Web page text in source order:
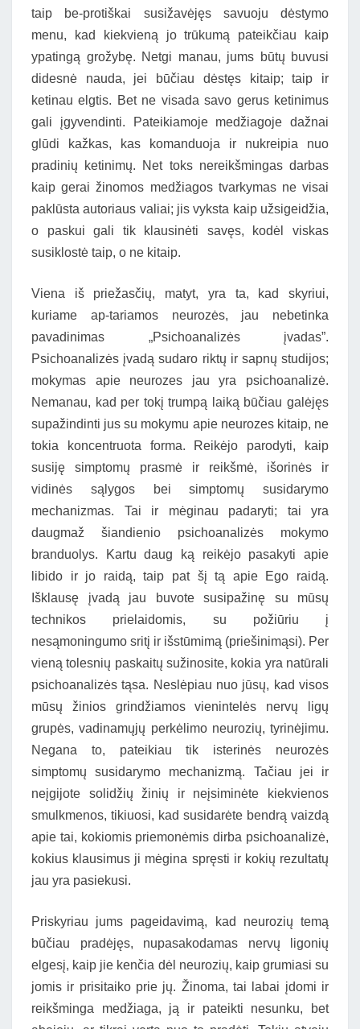
taip be-protiškai susižavėjęs savuoju dėstymo
menu, kad kiekvieną jo trūkumą pateikčiau kaip
ypatingą grožybę. Netgi manau, jums būtų buvusi
didesnė nauda, jei būčiau dėstęs kitaip; taip ir
ketinau elgtis. Bet ne visada savo gerus ketinimus
gali įgyvendinti. Pateikiamoje medžiagoje dažnai
glūdi kažkas, kas komanduoja ir nukreipia nuo
pradinių ketinimų. Net toks nereikšmingas darbas
kaip gerai žinomos medžiagos tvarkymas ne visai
paklūsta autoriaus valiai; jis vyksta kaip užsigeidžia,
o paskui gali tik klausinėti savęs, kodėl viskas
susiklostė taip, o ne kitaip.
Viena iš priežasčių, matyt, yra ta, kad skyriui,
kuriame ap-tariamos neurozės, jau nebetinka
pavadinimas „Psichoanalizės įvadas”.
Psichoanalizės įvadą sudaro riktų ir sapnų studijos;
mokymas apie neurozes jau yra psichoanalizė.
Nemanau, kad per tokį trumpą laiką būčiau galėjęs
supažindinti jus su mokymu apie neurozes kitaip, ne
tokia koncentruota forma. Reikėjo parodyti, kaip
susiję simptomų prasmė ir reikšmė, išorinės ir
vidinės sąlygos bei simptomų susidarymo
mechanizmas. Tai ir mėginau padaryti; tai yra
daugmaž šiandienio psichoanalizės mokymo
branduolys. Kartu daug ką reikėjo pasakyti apie
libido ir jo raidą, taip pat šį tą apie Ego raidą.
Išklausę įvadą jau buvote susipažinę su mūsų
technikos prielaidomis, su požiūriu į
nesąmoningumo sritį ir išstūmimą (priešinimąsi). Per
vieną tolesnių paskaitų sužinosite, kokia yra natūrali
psichoanalizės tąsa. Neslėpiau nuo jūsų, kad visos
mūsų žinios grindžiamos vienintelės nervų ligų
grupės, vadinamųjų perkėlimo neurozių, tyrinėjimu.
Negana to, pateikiau tik isterinės neurozės
simptomų susidarymo mechanizmą. Tačiau jei ir
neįgijote solidžių žinių ir neįsiminėte kiekvienos
smulkmenos, tikiuosi, kad susidarėte bendrą vaizdą
apie tai, kokiomis priemonėmis dirba psichoanalizė,
kokius klausimus ji mėgina spręsti ir kokių rezultatų
jau yra pasiekusi.
Priskyriau jums pageidavimą, kad neurozių temą
būčiau pradėjęs, nupasakodamas nervų ligonių
elgesį, kaip jie kenčia dėl neurozių, kaip grumiasi su
jomis ir prisitaiko prie jų. Žinoma, tai labai įdomi ir
reikšminga medžiaga, ją ir pateikti nesunku, bet